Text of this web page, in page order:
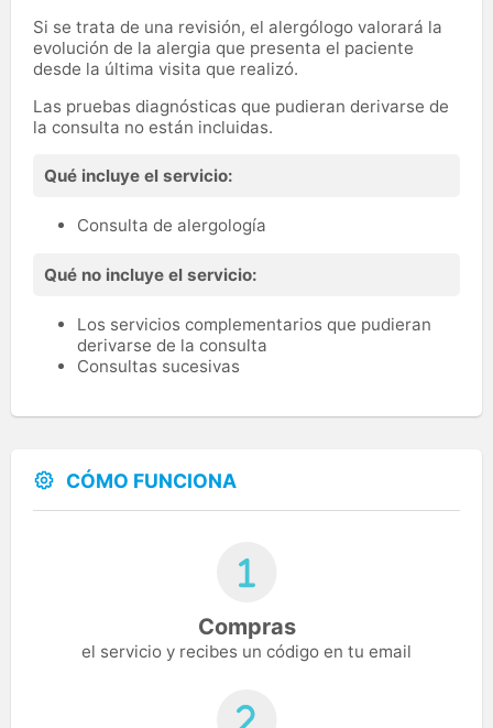
Si se trata de una revisión, el alergólogo valorará la
evolución de la alergia que presenta el paciente
desde la última visita que realizó.
Las pruebas diagnósticas que pudieran derivarse de
la consulta no están incluidas.
Qué incluye el servicio:
Consulta de alergología
Qué no incluye el servicio:
Los servicios complementarios que pudieran
derivarse de la consulta
Consultas sucesivas
CÓMO FUNCIONA
Compras
el servicio y recibes un código en tu email